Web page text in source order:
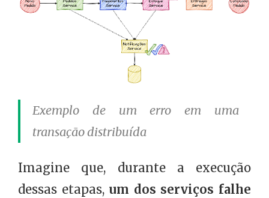
Exemplo de um erro em uma
transação distribuída
Imagine que, durante a execução
dessas etapas, um dos serviços falhe